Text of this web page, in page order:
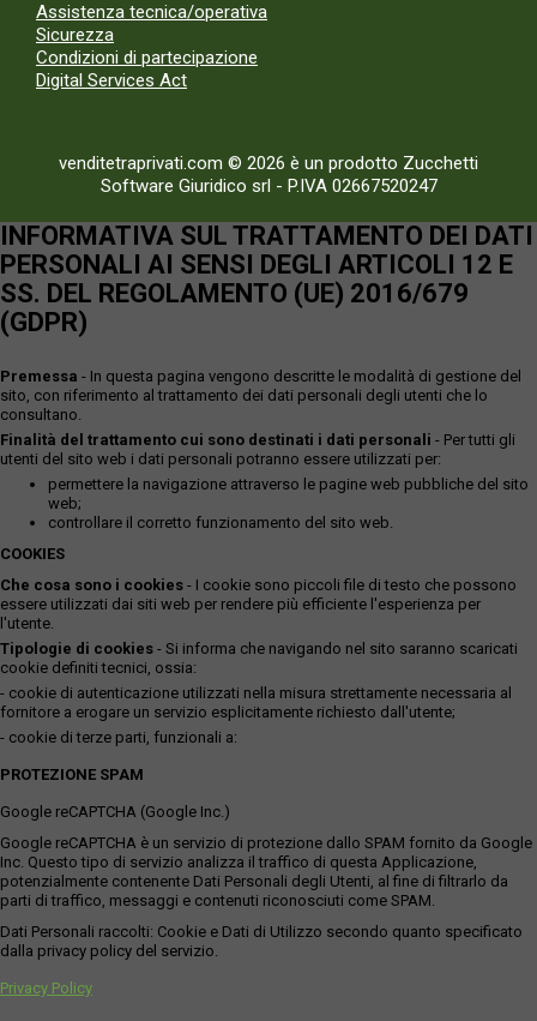
Assistenza tecnica/operativa
Sicurezza
Condizioni di partecipazione
Digital Services Act
venditetraprivati.com © 2026 è un prodotto Zucchetti
Software Giuridico srl - P.IVA 02667520247
INFORMATIVA SUL TRATTAMENTO DEI DATI
PERSONALI AI SENSI DEGLI ARTICOLI 12 E
SS. DEL REGOLAMENTO (UE) 2016/679
(GDPR)
Premessa - In questa pagina vengono descritte le modalità di gestione del
sito, con riferimento al trattamento dei dati personali degli utenti che lo
consultano.
Finalità del trattamento cui sono destinati i dati personali - Per tutti gli
utenti del sito web i dati personali potranno essere utilizzati per:
permettere la navigazione attraverso le pagine web pubbliche del sito
web;
controllare il corretto funzionamento del sito web.
COOKIES
Che cosa sono i cookies - I cookie sono piccoli file di testo che possono
essere utilizzati dai siti web per rendere più efficiente l'esperienza per
l'utente.
Tipologie di cookies - Si informa che navigando nel sito saranno scaricati
cookie definiti tecnici, ossia:
- cookie di autenticazione utilizzati nella misura strettamente necessaria al
fornitore a erogare un servizio esplicitamente richiesto dall'utente;
- cookie di terze parti, funzionali a:
PROTEZIONE SPAM
Google reCAPTCHA (Google Inc.)
Google reCAPTCHA è un servizio di protezione dallo SPAM fornito da Google
Inc. Questo tipo di servizio analizza il traffico di questa Applicazione,
potenzialmente contenente Dati Personali degli Utenti, al fine di filtrarlo da
parti di traffico, messaggi e contenuti riconosciuti come SPAM.
Dati Personali raccolti: Cookie e Dati di Utilizzo secondo quanto specificato
dalla privacy policy del servizio.
Privacy Policy